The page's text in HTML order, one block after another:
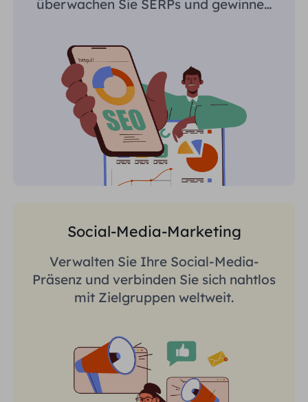
überwachen Sie SERPs und gewinnen
Social-Media-Marketing
Verwalten Sie Ihre Social-Media-
Präsenz und verbinden Sie sich nahtlos
mit Zielgruppen weltweit.